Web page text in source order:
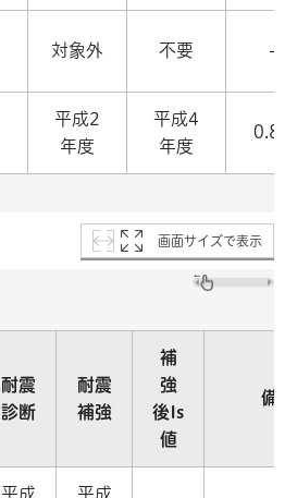
対象外 不要 -
平成2
年度
平成4
年度
画面サイズで表示
耐震
診断
耐震
補強
補
強
後Is
値
備
平成 平成